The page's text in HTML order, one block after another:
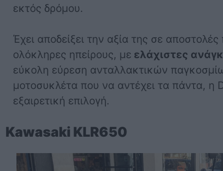
εκτός δρόμου.
Έχει αποδείξει την αξία της σε
ολόκληρες ηπείρους, με ελάχιστες
εύκολη εύρεση ανταλλακτικών
μοτοσυκλέτα που να αντέχει τα πάντα, η
εξαιρετική επιλογή.
Kawasaki KLR650